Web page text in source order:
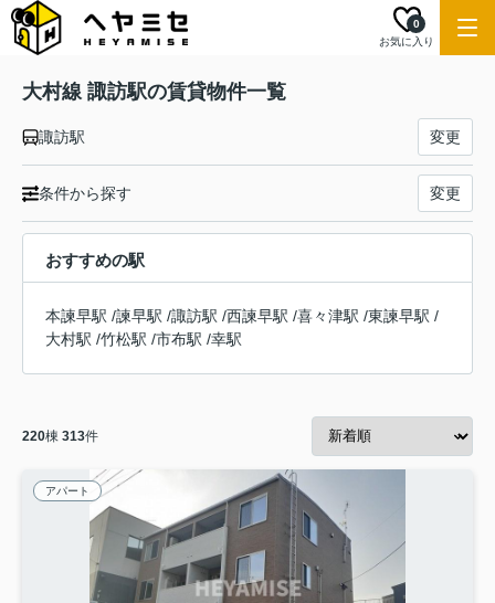
お気に入り
0
大村線 諏訪駅の賃貸物件一覧
諏訪駅 変更
条件から探す 変更
おすすめの駅
本諫早駅 /諫早駅 /諏訪駅 /西諫早駅 /喜々津駅 /東諫早駅 /
大村駅 /竹松駅 /市布駅 /幸駅
220棟 313件
アパート